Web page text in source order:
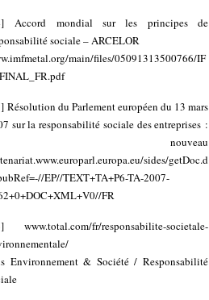
]Accord mondial sur les principes de
sociale – ARCELOR
main/files/05091313500766/IF
] Résolution du Parlement européen du 13 mars
sur la responsabilité sociale des entreprises :
nouveau
www.europarl.europa.eu/sides/getDoc.d
EP//TEXT+TA+P6-TA-2007-
FR
] www.total.com/fr/responsabilite-societale-
Environnement & Société / Responsabilité